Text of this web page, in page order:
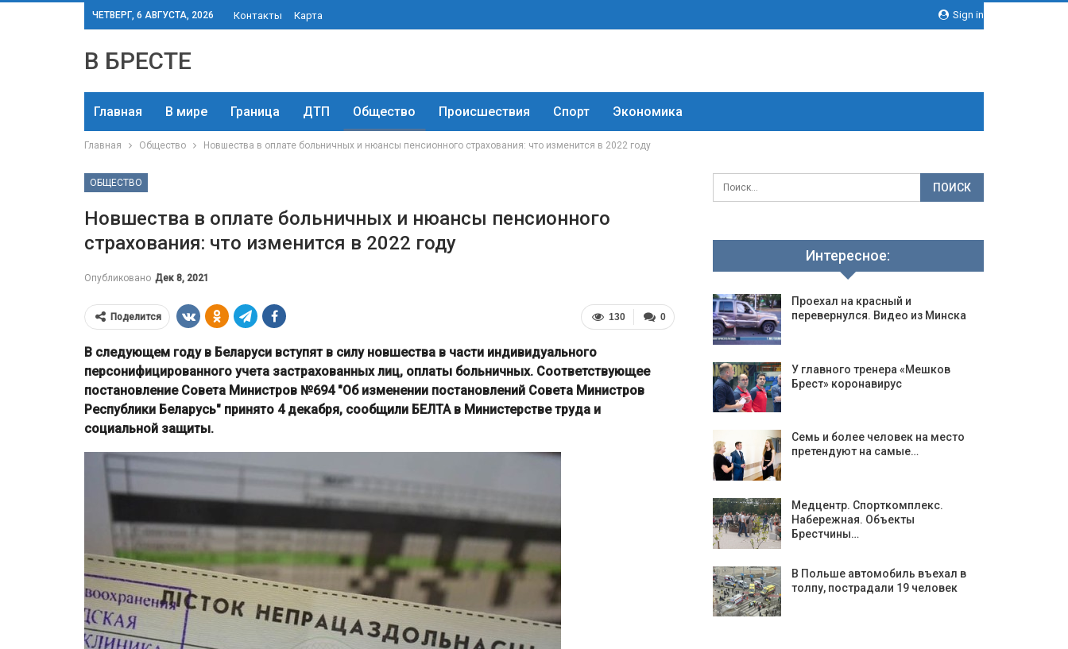
Sign in
ЧЕТВЕРГ, 6 АВГУСТА, 2026 Контакты Карта
В БРЕСТЕ
Главная В мире Граница ДТП Общество Происшествия Спорт Экономика
Главная Общество Новшества в оплате больничных и нюансы пенсионного страхования: что изменится в 2022 году
ОБЩЕСТВО
Новшества в оплате больничных и нюансы пенсионного
страхования: что изменится в 2022 году
Опубликовано Дек 8, 2021
0
130
Поделится
В следующем году в Беларуси вступят в силу новшества в части индивидуального
персонифицированного учета застрахованных лиц, оплаты больничных. Соответствующее
постановление Совета Министров №694 "Об изменении постановлений Совета Министров
Республики Беларусь" принято 4 декабря, сообщили БЕЛТА в Министерстве труда и
социальной защиты.
Интересное:
Проехал на красный и
перевернулся. Видео из Минска
У главного тренера «Мешков
Брест» коронавирус
Семь и более человек на место
претендуют на самые…
Медцентр. Спорткомплекс.
Набережная. Объекты
Брестчины…
В Польше автомобиль въехал в
толпу, пострадали 19 человек